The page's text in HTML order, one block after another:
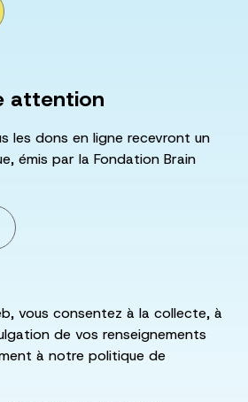
attention
les dons en ligne recevront un
émis par la Fondation Brain
vous consentez à la collecte, à
de vos renseignements
à notre politique de